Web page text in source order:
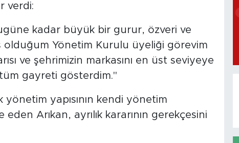
verdi:
kadar büyük bir gurur, özveri ve
Yönetim Kurulu üyeliği görevim
ve şehrimizin markasını en üst seviyeye
gayreti gösterdim."
yapısının kendi yönetim
Arıkan, ayrılık kararının gerekçesini